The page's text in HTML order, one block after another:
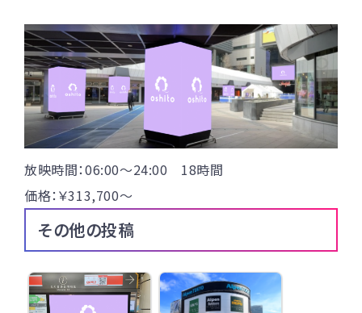
放映時間：06:00〜24:00 18時間
価格：￥313,700〜
その他の投稿